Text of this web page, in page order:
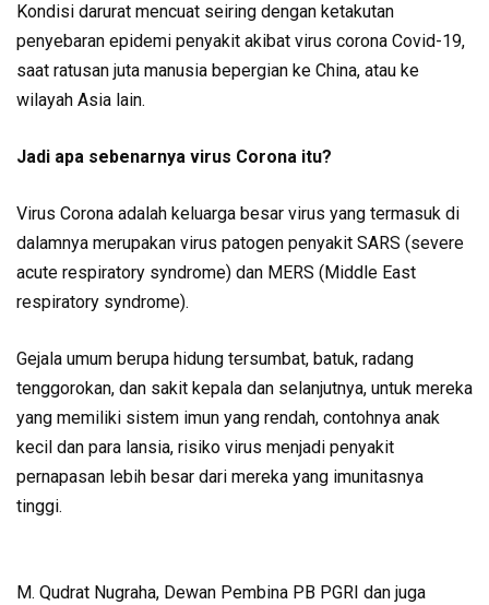
Kondisi darurat mencuat seiring dengan ketakutan
penyebaran epidemi penyakit akibat virus corona Covid-19,
saat ratusan juta manusia bepergian ke China, atau ke
wilayah Asia lain.
Jadi apa sebenarnya virus Corona itu?
Virus Corona adalah keluarga besar virus yang termasuk di
dalamnya merupakan virus patogen penyakit SARS (severe
acute respiratory syndrome) dan MERS (Middle East
respiratory syndrome).
Gejala umum berupa hidung tersumbat, batuk, radang
tenggorokan, dan sakit kepala dan selanjutnya, untuk mereka
yang memiliki sistem imun yang rendah, contohnya anak
kecil dan para lansia, risiko virus menjadi penyakit
pernapasan lebih besar dari mereka yang imunitasnya
tinggi.
M. Qudrat Nugraha, Dewan Pembina PB PGRI dan juga